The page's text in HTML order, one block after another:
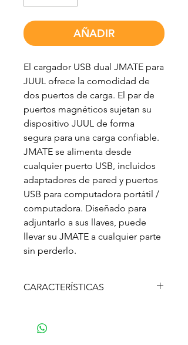
AÑADIR
El cargador USB dual JMATE para
JUUL ofrece la comodidad de
dos puertos de carga. El par de
puertos magnéticos sujetan su
dispositivo JUUL de forma
segura para una carga confiable.
JMATE se alimenta desde
cualquier puerto USB, incluidos
adaptadores de pared y puertos
USB para computadora portátil /
computadora. Diseñado para
adjuntarlo a sus llaves, puede
llevar su JMATE a cualquier parte
sin perderlo.
CARACTERÍSTICAS
tiempo
Alimentación desde cualquier